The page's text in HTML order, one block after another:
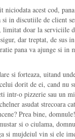
niciodata acest cod,
si in discutiile de client
limitat doar la serviciile
dar treptat, de sus
pana va ajunge si in
si forteaza, uitand
dorit de ei, cand nu
intr-o pizzerie sau un
asudat strecoara
Prea bine,
si o ciulama,
si mujdeiul vin si ele